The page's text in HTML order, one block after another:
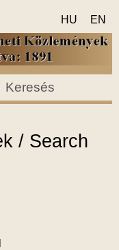
HU EN
Keresés
/ Search